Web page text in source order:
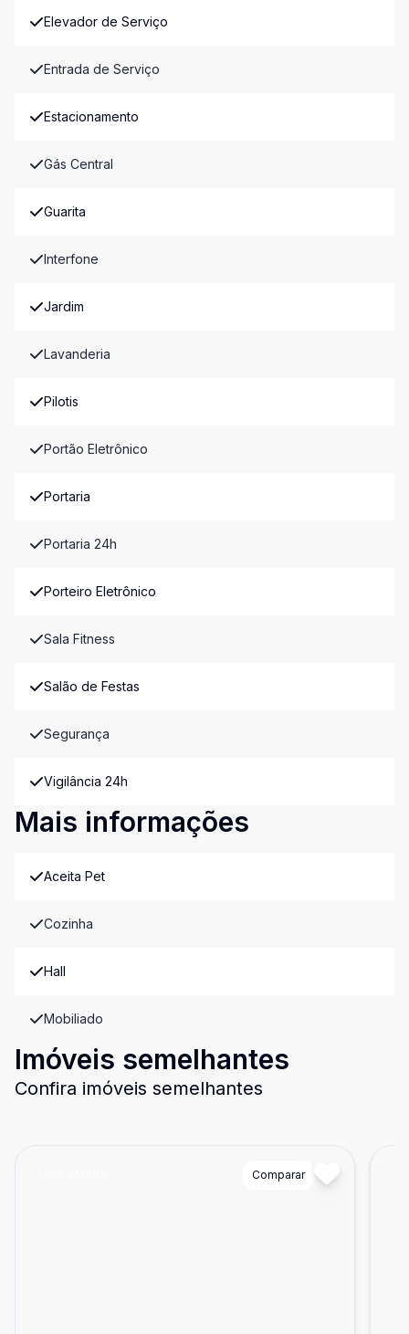
Elevador de Serviço
Entrada de Serviço
Estacionamento
Gás Central
Guarita
Interfone
Jardim
Lavanderia
Pilotis
Portão Eletrônico
Portaria
Portaria 24h
Porteiro Eletrônico
Sala Fitness
Salão de Festas
Segurança
Vigilância 24h
Mais informações
Aceita Pet
Cozinha
Hall
Mobiliado
Imóveis semelhantes
Confira imóveis semelhantes
Comparar